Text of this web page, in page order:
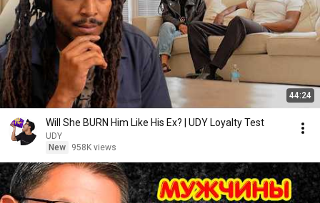
44:24
Will She BURN Him Like His Ex? | UDY Loyalty Test
UDY
New
958K views